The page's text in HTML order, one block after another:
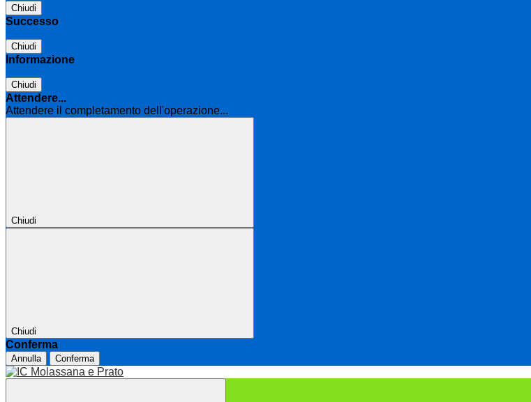
Chiudi
Successo
Chiudi
Informazione
Chiudi
Attendere...
Attendere il completamento dell'operazione...
Chiudi
Chiudi
Conferma
Annulla Conferma